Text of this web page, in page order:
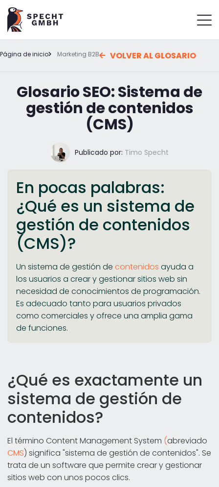
Página de inicio Marketing B2B VOLVER AL GLOSARIO
Glosario SEO: Sistema de
gestión de contenidos
(CMS)
Publicado por: Timo Specht
En pocas palabras:
¿Qué es un sistema de
gestión de contenidos
(CMS)?
Un sistema de gestión de contenidos ayuda a
los usuarios a crear y gestionar sitios web sin
necesidad de conocimientos de programación.
Es adecuado tanto para usuarios privados
como comerciales y ofrece una amplia gama
de funciones.
¿Qué es exactamente un
sistema de gestión de
contenidos?
El término Content Management System (abreviado
CMS) significa "sistema de gestión de contenidos". Se
trata de un software que permite crear y gestionar
sitios web con unos pocos clics.